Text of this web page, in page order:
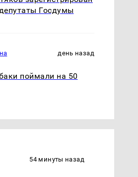
было с 1945: чего
Госдумы
день назад
поймали на 50
54 минуты назад